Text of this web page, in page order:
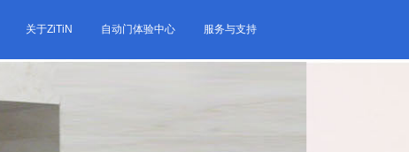
关于ZiTiN 自动门体验中心 服务与支持